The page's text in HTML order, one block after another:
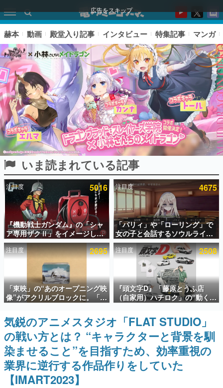
広告をスキップ
ピックアップ
電ファミのいま読まれている記事ランキング
アプリセール情報
インタビュー
連載・特集一覧
殿堂入り記事
SNS拡散数が数千以上！ ページビュー数万以上！ などな
ど。多くの人々に読まれた、電ファミ渾身の“殿堂入り”記
事をまとめました。
ゲームの企画書
名作ゲームクリエイターの方々に製作時のエピソードをお
聞きし、ヒットする企画（ゲーム）とは何か？を探ってい
きます。
赫本
この物語を解いてはいけない。『赫本』は、〈試験問題〉
の形をした短編ホラー小説集です。
赫本 動画 殿堂入り記事 インタビュー 特集記事 マンガ
いま読まれている記事
注目度 5016
『機動戦士ガンダム』の「シャ
ア専用ザクⅡ」をイメージした
散水ホースリールが予約開始。
本体にはシャアのパーソナルマ
ークやジオン公国軍のエンブレ
ム、型式番号などを配置
注目度 4675
「パリィ」や「ローリング」で
女の子と会話するソウルライク
恋愛ゲーム『小早川さんはソウ
ルライク』無料公開。返事に失
敗すると「YOU DIED」
注目度 2695
「東映」の“あのオープニング映
像”がアクリルブロックに。「東
映ヒストリカル グッズコレクシ
ョン」が8月下旬より発売
注目度 2508
『頭文字D』「藤原とうふ店
（自家用）ハチロク」の“動くテ
ィッシュケース”が買えるポップ
アップショップが開催へ。マン
ガの舞台である群馬の「イオン
モール高崎」にて、8月11日か
ら8月20日までの期間限定で開
催予定
気鋭のアニメスタジオ「FLAT STUDIO」
の戦い方とは？ “キャラクターと背景を馴
染ませること”を目指すため、効率重視の
業界に逆行する作品作りをしていた
【IMART2023】